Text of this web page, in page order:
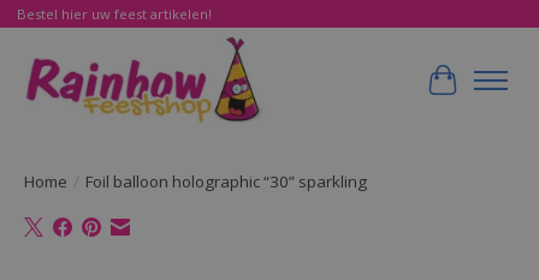
Bestel hier uw feest artikelen!
Home / Foil balloon holographic “30” sparkling